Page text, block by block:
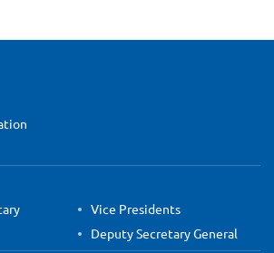
contact information
Vice Presidents
Deputy Secretary General